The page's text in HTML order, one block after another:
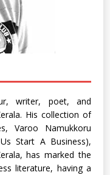
writer, poet, and
His collection of
Varoo Namukkoru
Start A Business),
has marked the
literature, having a